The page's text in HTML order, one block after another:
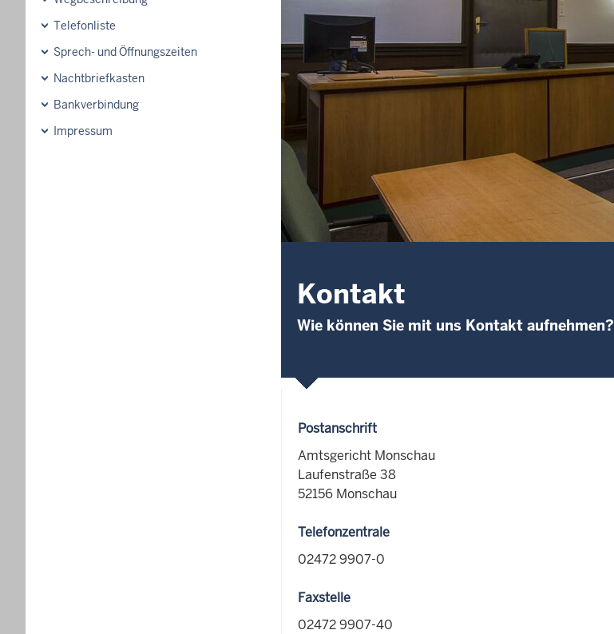
Telefonliste
Sprech- und Öffnungszeiten
Nachtbriefkasten
Bankverbindung
Impressum
Kontakt
Wie können Sie mit uns Kontakt aufnehmen?
Postanschrift
Amtsgericht Monschau
Laufenstraße 38
52156 Monschau
Telefonzentrale
02472 9907-0
Faxstelle
02472 9907-40